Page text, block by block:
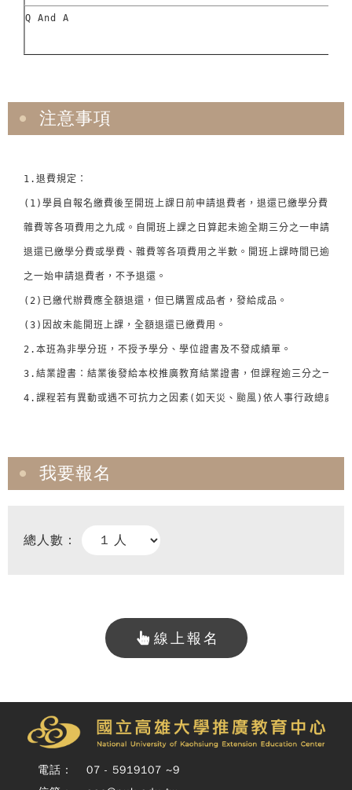
Q And A
注意事項
1.退費規定：
(1)學員自報名繳費後至開班上課日前申請退費者，退還已繳學分費或學
雜費等各項費用之九成。自開班上課之日算起未逾全期三分之一申請退
退還已繳學分費或學費、雜費等各項費用之半數。開班上課時間已逾全
之一始申請退費者，不予退還。
(2)已繳代辦費應全額退還，但已購置成品者，發給成品。
(3)因故未能開班上課，全額退還已繳費用。
2.本班為非學分班，不授予學分、學位證書及不發成績單。
3.結業證書：結業後發給本校推廣教育結業證書，但課程逾三分之一缺
4.課程若有異動或遇不可抗力之因素(如天災、颱風)依人事行政總處公
我要報名
總人數：
線上報名
電話：
07 - 5919107 ~9